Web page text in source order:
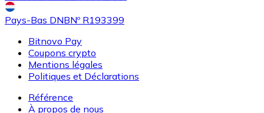
Pays-Bas DNBNº R193399
Bitnovo Pay
Coupons crypto
Mentions légales
Politiques et Déclarations
Référence
À propos de nous